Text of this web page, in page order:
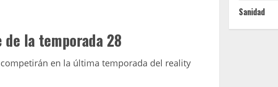
la temporada 28
en la última temporada del reality
Sanidad